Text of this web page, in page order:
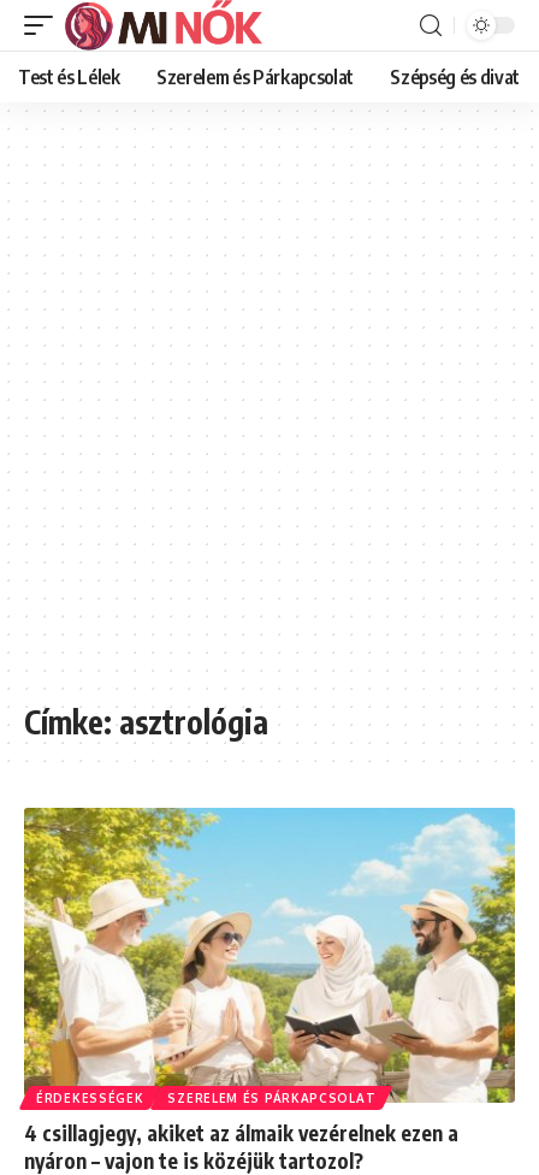
Test és Lélek Szerelem és Párkapcsolat Szépség és divat
Címke:asztrológia
ÉRDEKESSÉGEK SZERELEM ÉS PÁRKAPCSOLAT
4 csillagjegy, akiket az álmaik vezérelnek ezen a
nyáron – vajon te is közéjük tartozol?